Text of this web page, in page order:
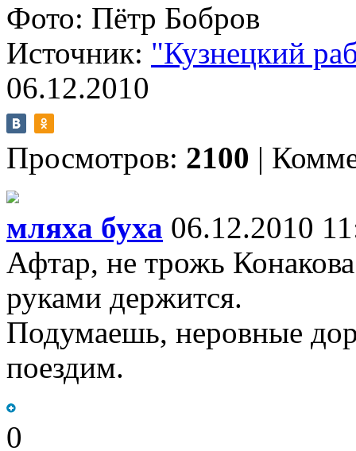
Фото: Пётр Бобров
Источник: "Кузнецкий
06.12.2010
Просмотров: 2100 |
мляха буха 06.12.2010
Афтар, не трожь
руками держится.
Подумаешь, неровные
поездим.
0